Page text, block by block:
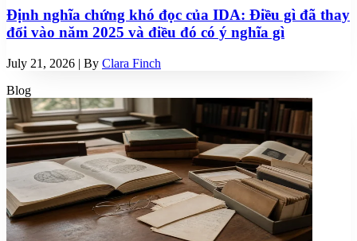
Định nghĩa chứng khó đọc của IDA: Điều gì đã thay
đổi vào năm 2025 và điều đó có ý nghĩa gì
July 21, 2026 | By Clara Finch
Blog